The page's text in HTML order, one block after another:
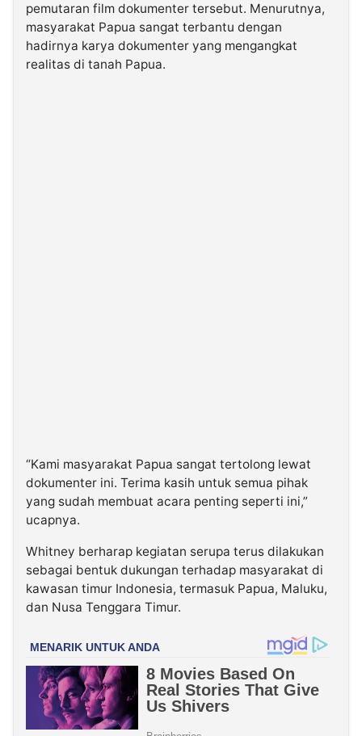
pemutaran film dokumenter tersebut. Menurutnya,
masyarakat Papua sangat terbantu dengan
hadirnya karya dokumenter yang mengangkat
realitas di tanah Papua.
“Kami masyarakat Papua sangat tertolong lewat
dokumenter ini. Terima kasih untuk semua pihak
yang sudah membuat acara penting seperti ini,”
ucapnya.
Whitney berharap kegiatan serupa terus dilakukan
sebagai bentuk dukungan terhadap masyarakat di
kawasan timur Indonesia, termasuk Papua, Maluku,
dan Nusa Tenggara Timur.